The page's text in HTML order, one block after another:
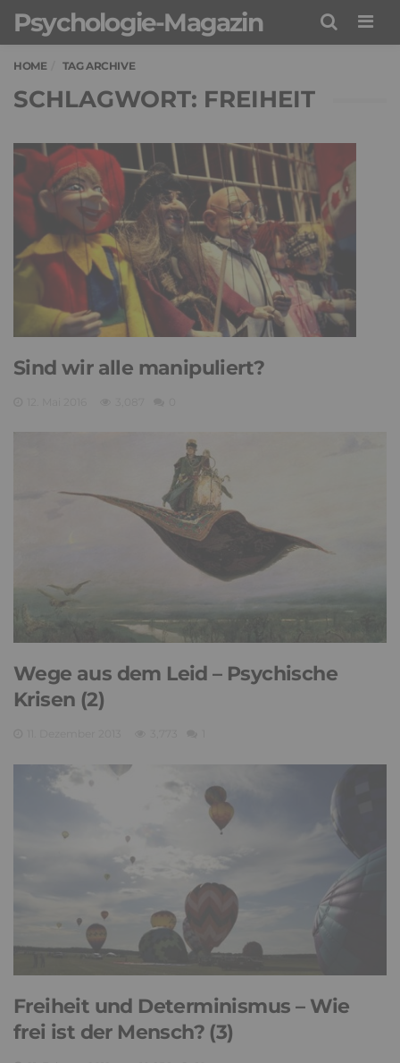
Psychologie-Magazin
HOME TAG ARCHIVE
SCHLAGWORT: FREIHEIT
Sind wir alle manipuliert?
Wege aus dem Leid – Psychische
Krisen (2)
Freiheit und Determinismus – Wie
frei ist der Mensch? (3)